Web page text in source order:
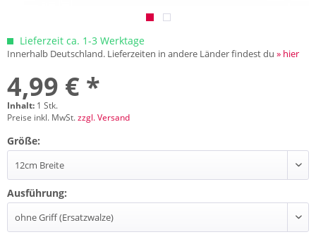
Lieferzeit ca. 1-3 Werktage
Innerhalb Deutschland. Lieferzeiten in andere Länder findest du » hier
4,99 € *
Inhalt: 1 Stk.
Preise inkl. MwSt.zzgl. Versand
Größe:
Ausführung: